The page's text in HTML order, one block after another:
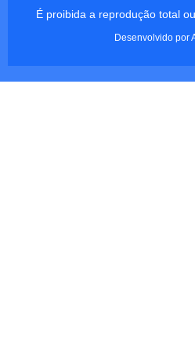
É proibida a reprodução total
Desenvolvido por